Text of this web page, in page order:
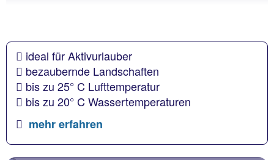
ideal für Aktivurlauber
bezaubernde Landschaften
bis zu 25° C Lufttemperatur
bis zu 20° C Wassertemperaturen
mehr erfahren